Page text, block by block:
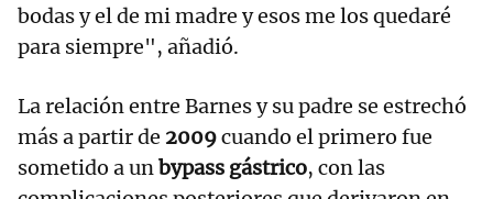
bodas y el de mi madre y esos me los quedaré
para siempre", añadió.
La relación entre Barnes y su padre se estrechó
más a partir de 2009cuando el primero fue
sometido a unbypass gástrico, con las